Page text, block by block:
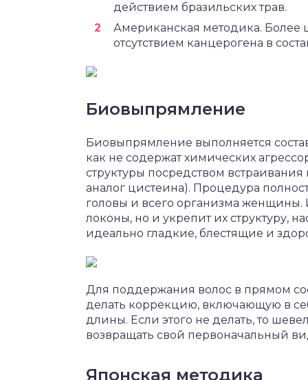
действием бразильских трав.
Американская методика. Более
отсутствием канцерогена в
Биовыпрямление
Биовыпрямление выполняется
как не содержат химических
структуры посредством
аналог цистеина). Процедура
головы и всего организма женщины.
локоны, но и укрепит их структуру,
идеально гладкие, блестящие и
Для поддержания волос в прямом
делать коррекцию, включающую в
длины. Если этого не делать, то
возвращать свой первоначальный
Японская методика